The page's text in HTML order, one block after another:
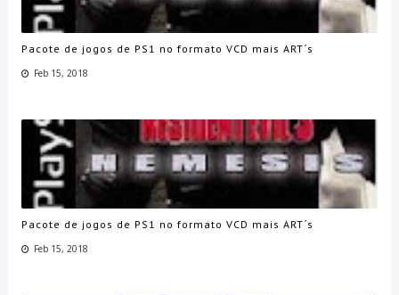
Pacote de jogos de PS1 no formato VCD mais ART´s
Feb 15, 2018
Pacote de jogos de PS1 no formato VCD mais ART´s
Feb 15, 2018